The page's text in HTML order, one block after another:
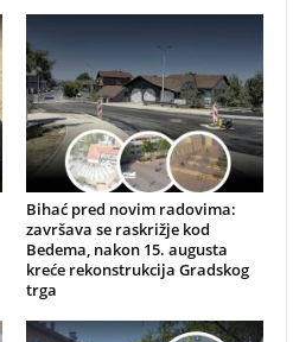
Bihać pred novim radovima:
završava se raskrižje kod
Bedema, nakon 15. augusta
kreće rekonstrukcija Gradskog
trga